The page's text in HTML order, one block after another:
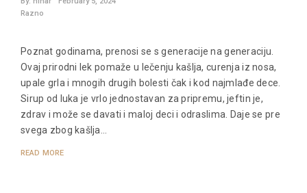
Razno
Poznat godinama, prenosi se s generacije na generaciju.
Ovaj prirodni lek pomaže u lečenju kašlja, curenja iz nosa,
upale grla i mnogih drugih bolesti čak i kod najmlađe dece.
Sirup od luka je vrlo jednostavan za pripremu, jeftin je,
zdrav i može se davati i maloj deci i odraslima. Daje se pre
svega zbog kašlja…
READ MORE